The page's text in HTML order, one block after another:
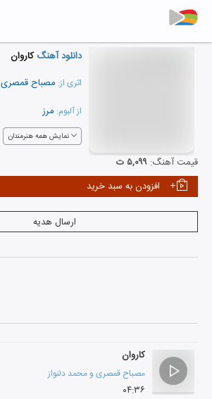
دانلود آهنگکاروان
اثری از: مصباح قمصری
از آلبوم: مرز
نمایش همه هنرمندان
قیمت آهنگ: ۵,۰۹۹ ت
افزودن به سبد خرید
ارسال هدیه
کاروان
مصباح قمصری و محمد دلنواز
۰۴:۳۶